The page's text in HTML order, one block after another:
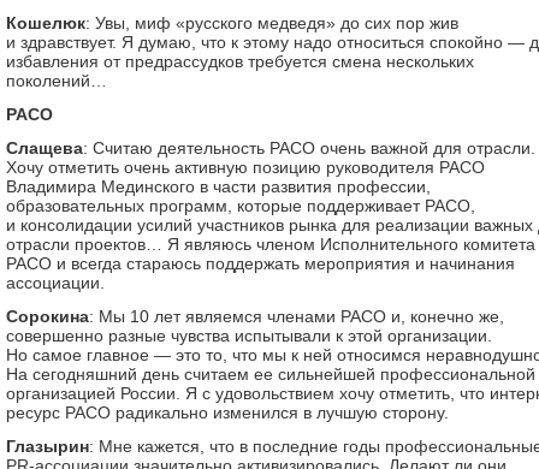
Кошелюк: Увы, миф «русского медведя» до сих пор жив
и здравствует. Я думаю, что к этому надо относиться спокойно —
избавления от предрассудков требуется смена нескольких
поколений…
РАСО
Слащева: Считаю деятельность РАСО очень важной для отрасли.
Хочу отметить очень активную позицию руководителя РАСО
Владимира Мединского в части развития профессии,
образовательных программ, которые поддерживает РАСО,
и консолидации усилий участников рынка для реализации важных
отрасли проектов… Я являюсь членом Исполнительного комитета
РАСО и всегда стараюсь поддержать мероприятия и начинания
ассоциации.
Сорокина: Мы 10 лет являемся членами РАСО и, конечно же,
совершенно разные чувства испытывали к этой организации.
Но самое главное — это то, что мы к ней относимся
На сегодняшний день считаем ее сильнейшей профессиональной
организацией России. Я с удовольствием хочу отметить, что
ресурс РАСО радикально изменился в лучшую сторону.
Глазырин: Мне кажется, что в последние годы